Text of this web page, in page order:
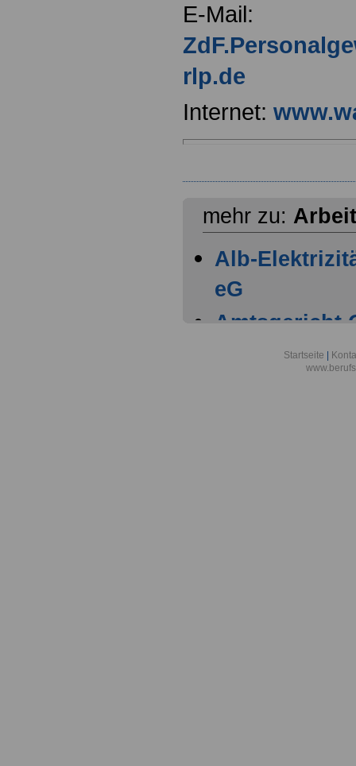
E-Mail:
rlp.de
Internet:
mehr zu:
Alb-
eG
Amtsgericht
Amtsgericht
Startseite